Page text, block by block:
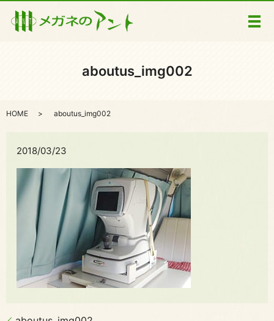
メ
aboutus_img002
HOME aboutus_img002
2018/03/23